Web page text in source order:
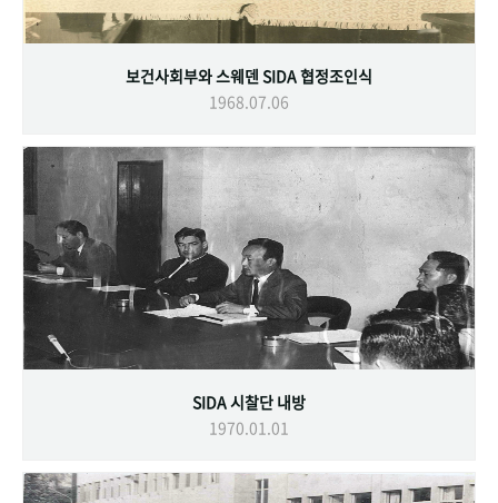
보건사회부와 스웨덴 SIDA 협정조인식
1968.07.06
SIDA 시찰단 내방
1970.01.01